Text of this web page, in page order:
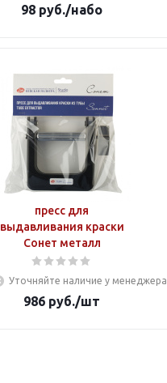
98 руб./набо
пресс для
выдавливания краски
Сонет металл
Уточняйте наличие у менеджера
986 руб./шт